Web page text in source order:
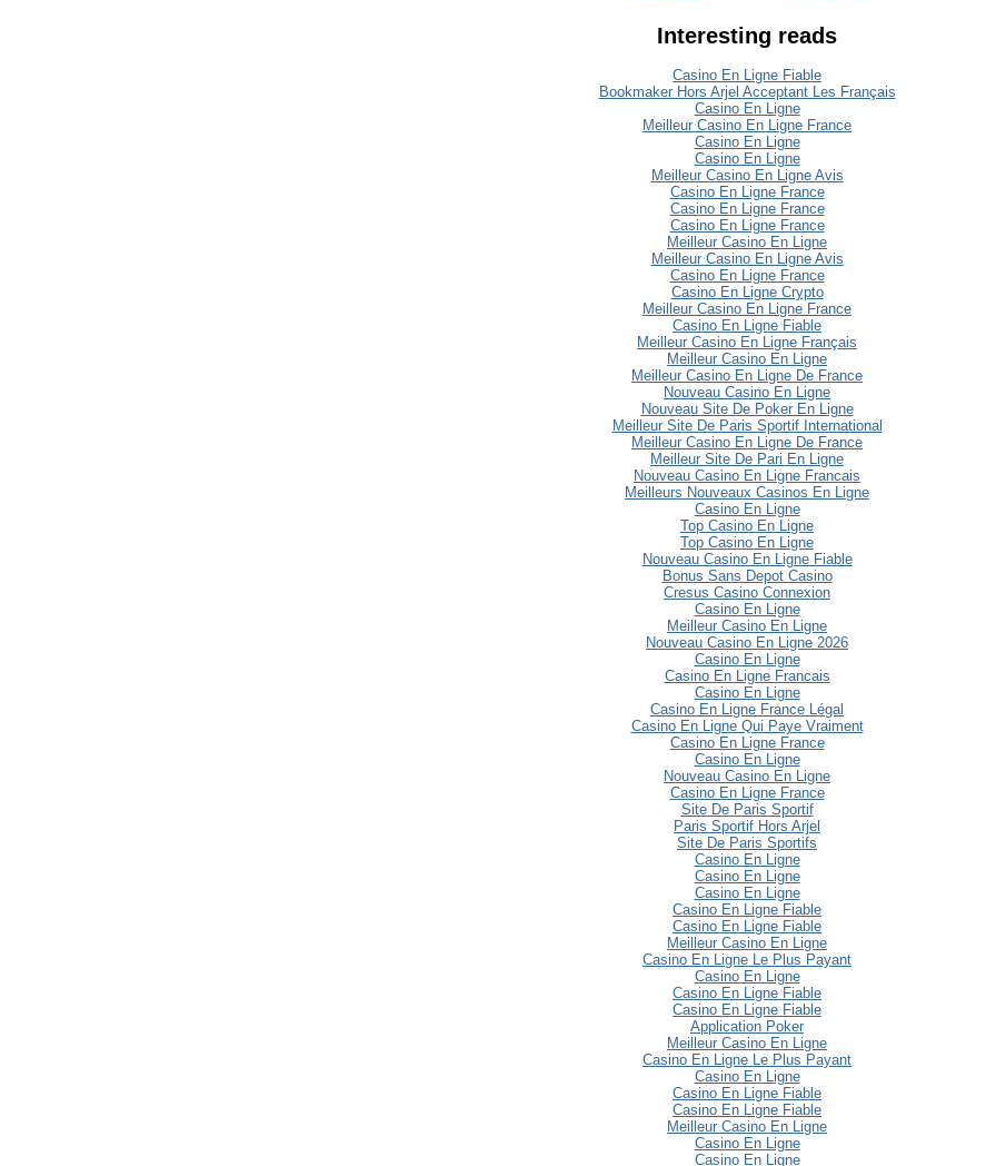
Interesting reads
Casino En Ligne Fiable
Bookmaker Hors Arjel Acceptant Les Français
Casino En Ligne
Meilleur Casino En Ligne France
Casino En Ligne
Casino En Ligne
Meilleur Casino En Ligne Avis
Casino En Ligne France
Casino En Ligne France
Casino En Ligne France
Meilleur Casino En Ligne
Meilleur Casino En Ligne Avis
Casino En Ligne France
Casino En Ligne Crypto
Meilleur Casino En Ligne France
Casino En Ligne Fiable
Meilleur Casino En Ligne Français
Meilleur Casino En Ligne
Meilleur Casino En Ligne De France
Nouveau Casino En Ligne
Nouveau Site De Poker En Ligne
Meilleur Site De Paris Sportif International
Meilleur Casino En Ligne De France
Meilleur Site De Pari En Ligne
Nouveau Casino En Ligne Francais
Meilleurs Nouveaux Casinos En Ligne
Casino En Ligne
Top Casino En Ligne
Top Casino En Ligne
Nouveau Casino En Ligne Fiable
Bonus Sans Depot Casino
Cresus Casino Connexion
Casino En Ligne
Meilleur Casino En Ligne
Nouveau Casino En Ligne 2026
Casino En Ligne
Casino En Ligne Francais
Casino En Ligne
Casino En Ligne France Légal
Casino En Ligne Qui Paye Vraiment
Casino En Ligne France
Casino En Ligne
Nouveau Casino En Ligne
Casino En Ligne France
Site De Paris Sportif
Paris Sportif Hors Arjel
Site De Paris Sportifs
Casino En Ligne
Casino En Ligne
Casino En Ligne
Casino En Ligne Fiable
Casino En Ligne Fiable
Meilleur Casino En Ligne
Casino En Ligne Le Plus Payant
Casino En Ligne
Casino En Ligne Fiable
Casino En Ligne Fiable
Application Poker
Meilleur Casino En Ligne
Casino En Ligne Le Plus Payant
Casino En Ligne
Casino En Ligne Fiable
Casino En Ligne Fiable
Meilleur Casino En Ligne
Casino En Ligne
Casino En Ligne